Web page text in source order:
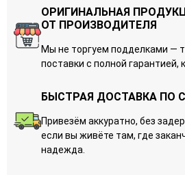
ОРИГИНАЛЬНАЯ
ОТ ПРОИЗВОДИТЕЛЯ
Мы не торгуем подделками —
поставки с полной гарантией,
БЫСТРАЯ ДОСТАВКА ПО
Привезём аккуратно, без
если вы живёте там, где
надежда.